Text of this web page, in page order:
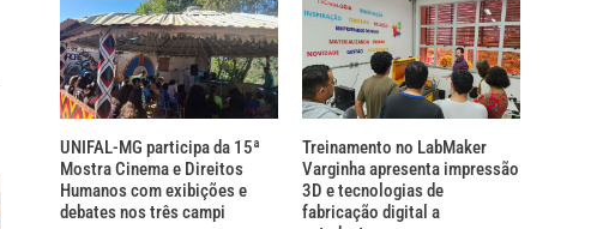
UNIFAL-MG participa da 15ª
Mostra Cinema e Direitos
Humanos com exibições e
debates nos três campi
Treinamento no LabMaker
Varginha apresenta impressão
3D e tecnologias de
fabricação digital a